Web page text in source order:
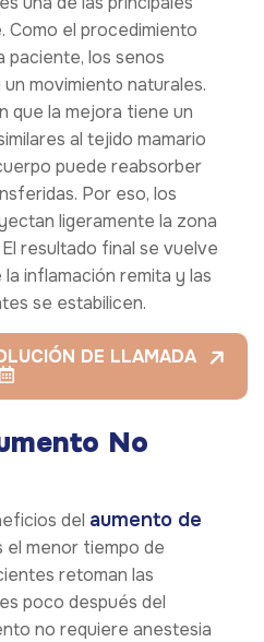
el procedimiento
paciente, los senos
movimiento naturales.
que la mejora tiene un
al tejido mamario
puede reabsorber
Por eso, los
ligeramente la zona
resultado final se vuelve
inflamación remita y las
se estabilicen.
DE LLAMADA
No
del aumento de
el menor tiempo de
retoman las
poco después del
no requiere anestesia